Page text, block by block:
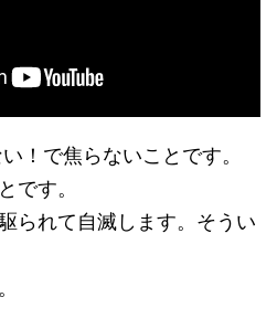
！で焦らないことです。
です。
られて自滅します。そうい